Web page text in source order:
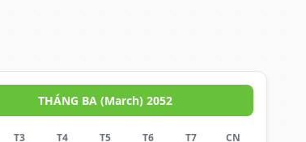
THÁNG BA (March) 2052
T3 T4 T5 T6 T7 CN